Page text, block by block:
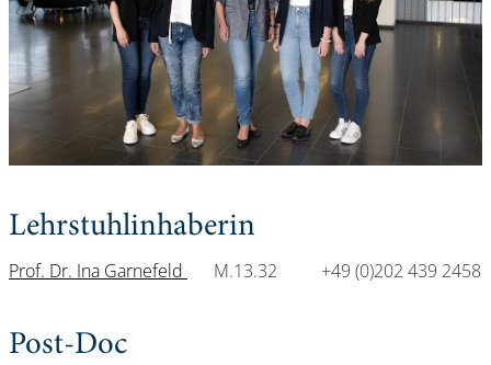
Lehrstuhlinhaberin
Prof. Dr. Ina Garnefeld M.13.32 +49 (0)202 439 2458
Post-Doc